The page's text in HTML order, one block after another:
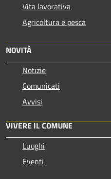
Vita lavorativa
Agricoltura e pesca
NOVITÀ
Notizie
Comunicati
Avvisi
VIVERE IL COMUNE
Luoghi
Eventi